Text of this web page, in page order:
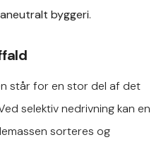
byggeri.
står for en stor del af det
selektiv nedrivning kan en
sorteres og